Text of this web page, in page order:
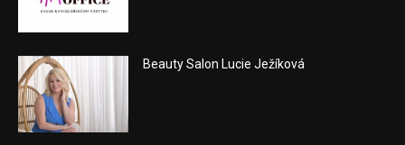
Beauty Salon Lucie Ježíková